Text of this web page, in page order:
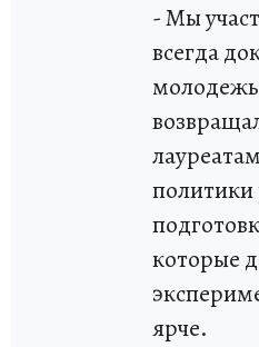
- Мы
всегда
которые
ярче.